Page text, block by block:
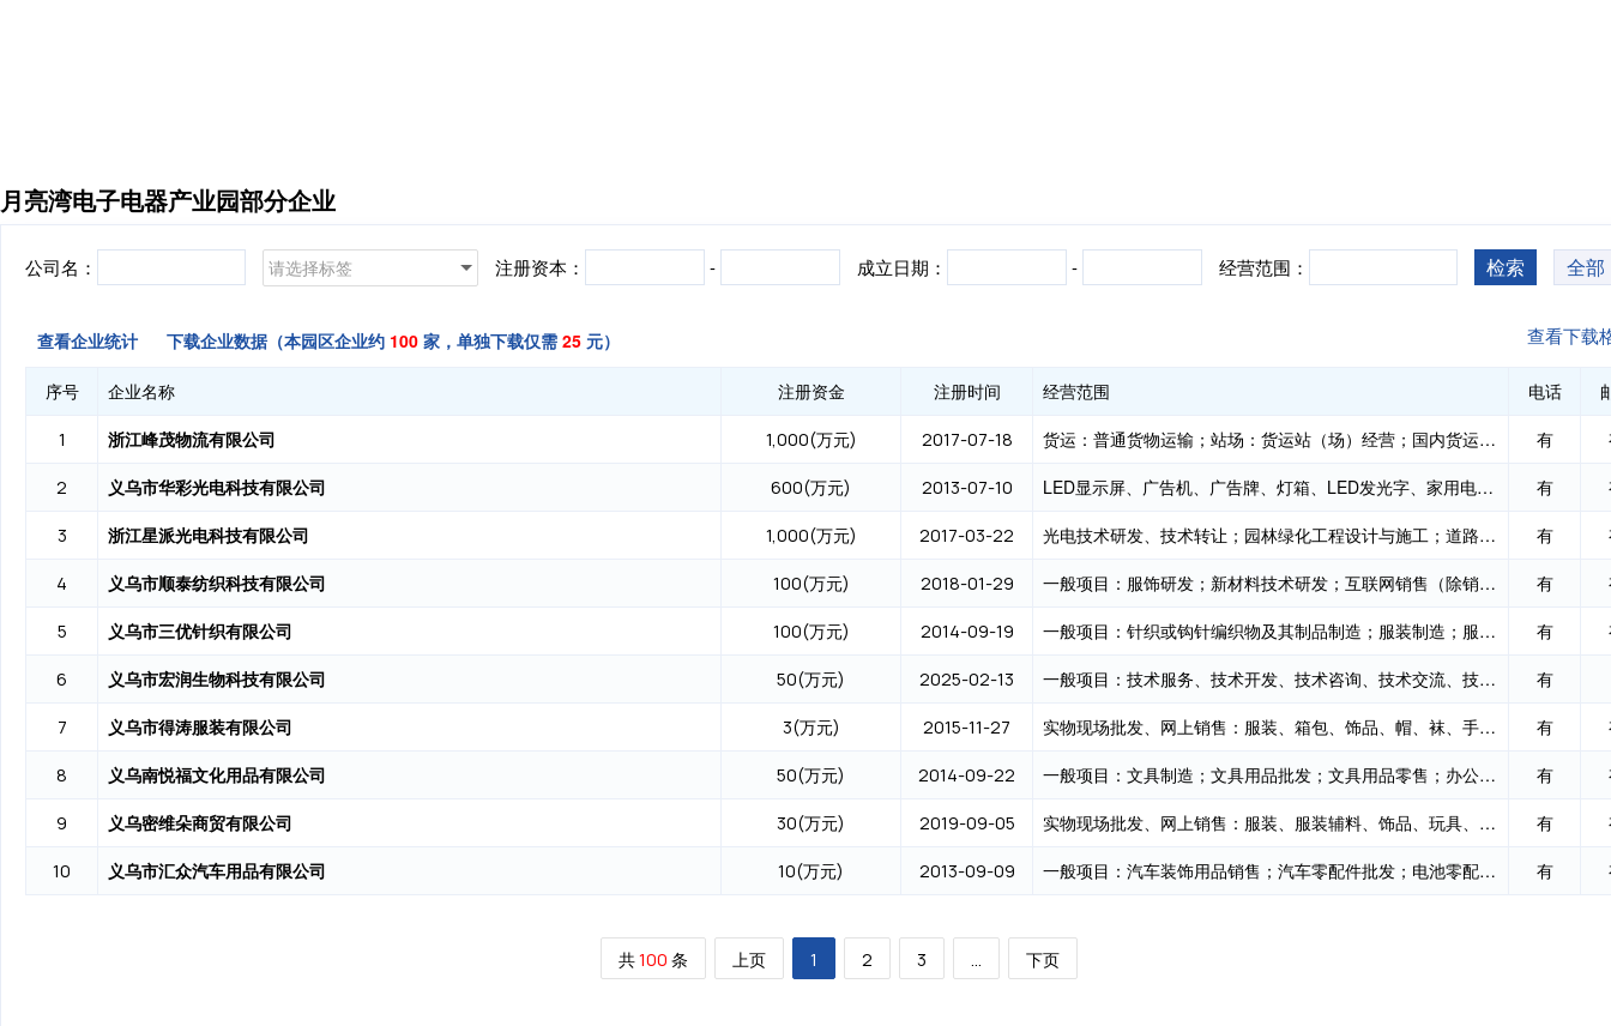
月亮湾电子电器产业园部分企业
公司名： 请选择标签 注册资本： - 成立日期： - 经营范围： 检索 全部
查看企业统计 下载企业数据（本园区企业约 100 家，单独下载仅需 25 元） 查看下载
序号 企业名称 注册资金 注册时间 经营范围 电话
1 浙江峰茂物流有限公司 1,000(万元) 2017-07-18 货运：普通货物运输；站场：货运站（场）经营；国内货运代理（不含快递业务）；货物进出口、技术进... 有
2 义乌市华彩光电科技有限公司 600(万元) 2013-07-10 LED显示屏、广告机、广告牌、灯箱、LED发光字、家用电器、健身器材、电子测量专用仪器、、教学专用... 有
3 浙江星派光电科技有限公司 1,000(万元) 2017-03-22 光电技术研发、技术转让；园林绿化工程设计与施工；道路照明工程施工总承包；太阳能设备、办公设备... 有
4 义乌市顺泰纺织科技有限公司 100(万元) 2018-01-29 一般项目：服饰研发；新材料技术研发；互联网销售（除销售需要许可的商品）；服装服饰批发；家居用... 有
5 义乌市三优针织有限公司 100(万元) 2014-09-19 一般项目：针织或钩针编织物及其制品制造；服装制造；服饰制造；针纺织品及原料销售；针纺织品销售... 有
6 义乌市宏润生物科技有限公司 50(万元) 2025-02-13 一般项目：技术服务、技术开发、技术咨询、技术交流、技术转让、技术推广；卫生用品和一次性使用医... 有
7 义乌市得涛服装有限公司 3(万元) 2015-11-27 实物现场批发、网上销售：服装、箱包、饰品、帽、袜、手套、围巾、眼镜、母婴日用品、日用百货、打... 有
8 义乌南悦福文化用品有限公司 50(万元) 2014-09-22 一般项目：文具制造；文具用品批发；文具用品零售；办公用品销售；玩具制造；玩具销售；玩具、动漫... 有
9 义乌密维朵商贸有限公司 30(万元) 2019-09-05 实物现场批发、网上销售：服装、服装辅料、饰品、玩具、化妆品、渔具、鞋、帽、手套、箱包、包装材... 有
10 义乌市汇众汽车用品有限公司 10(万元) 2013-09-09 一般项目：汽车装饰用品销售；汽车零配件批发；电池零配件销售；显示器件销售；照明器具销售；半导... 有
共100 条 上页 1 2 3 ... 下页